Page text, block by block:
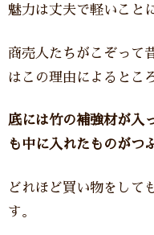
魅力は丈夫で軽いこと
商売人たちがこぞって
はこの理由によるとこ
底には竹の補強材が入
も中に入れたものがつ
どれほど買い物をして
す。